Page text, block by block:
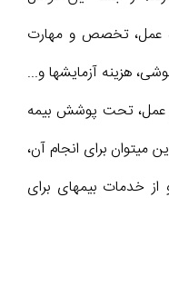
عمل، تخصص و مهارت
هزینه آزمایشها و...
عمل، تحت پوشش بیمه
میتوان برای انجام آن،
از خدمات بیمهای برای